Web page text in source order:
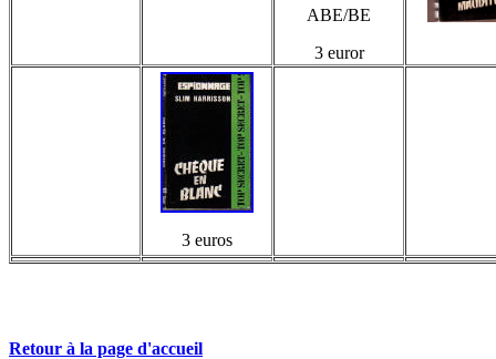
ABE/BE
3 euror
3 euros
Retour à la page d'accueil